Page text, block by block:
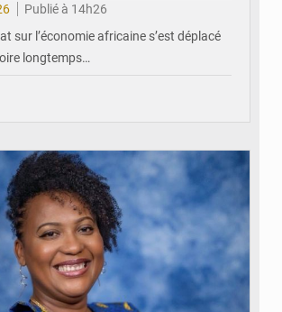
Publié à 14h26
sur l’économie africaine s’est déplacé
longtemps…